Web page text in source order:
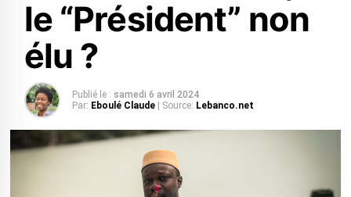
le “Président” non
élu ?
Publié le : samedi 6 avril 2024
Par: Eboulé Claude | Source: Lebanco.net